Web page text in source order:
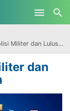
Lulusan yang Dibutuhkan
dan